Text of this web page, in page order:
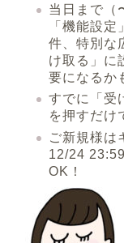
当日まで（
「 機能設定
件、特別な
け取る 」
要になるか
すでに「受
を押すだけ
ご新規様は
12/24
OK！